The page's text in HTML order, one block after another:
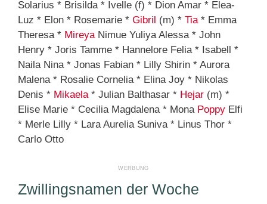
Solarius * Brisilda * Ivelle (f) * Dion Amar * Elea-
Luz * Elon * Rosemarie * Gibril (m) * Tia* Emma
Theresa * MireyaNimue Yuliya Alessa * John
Henry * Joris Tamme * Hannelore Felia * Isabell *
Naila Nina * Jonas Fabian * Lilly Shirin * Aurora
Malena * Rosalie Cornelia * Elina Joy * Nikolas
Denis * Mikaela* Julian Balthasar * Hejar (m) *
Elise Marie * Cecilia Magdalena * Mona Poppy Elfi
* Merle Lilly * Lara Aurelia Suniva * Linus Thor *
Carlo Otto
Zwillingsnamen der Woche